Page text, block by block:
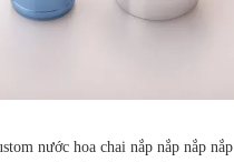
nước hoa chai nắp nắp nắp nắp